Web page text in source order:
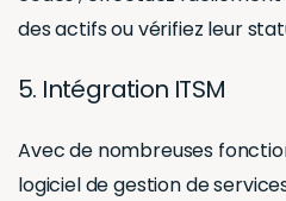
des actifs ou vérifiez leur
5. Intégration ITSM
Avec de nombreuses
logiciel de gestion de